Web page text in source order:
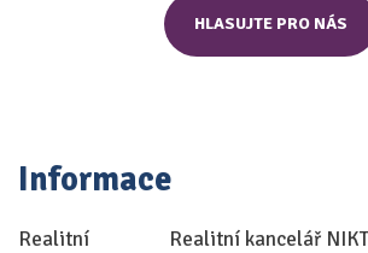
HLASUJTE PRO NÁS
Informace
Realitní
Realitní kancelář